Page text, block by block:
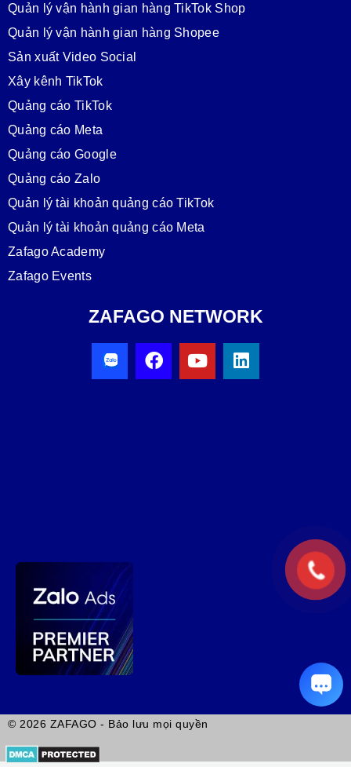
Quản lý vận hành gian hàng TikTok Shop
Quản lý vận hành gian hàng Shopee
Sản xuất Video Social
Xây kênh TikTok
Quảng cáo TikTok
Quảng cáo Meta
Quảng cáo Google
Quảng cáo Zalo
Quản lý tài khoản quảng cáo TikTok
Quản lý tài khoản quảng cáo Meta
Zafago Academy
Zafago Events
ZAFAGO NETWORK
© 2026 ZAFAGO - Bảo lưu mọi quyền